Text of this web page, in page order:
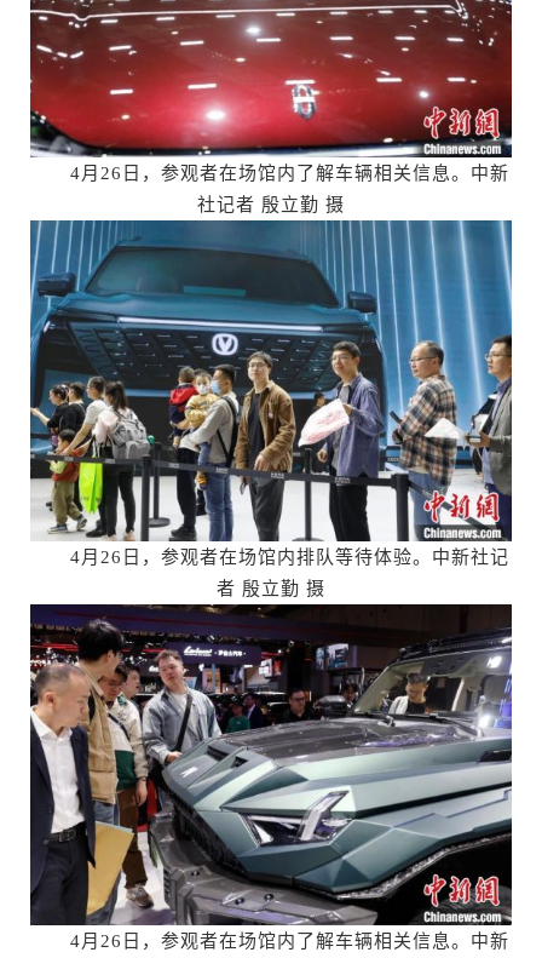
4月26日，参观者在场馆内了解车辆相关信息。中新
社记者 殷立勤 摄
4月26日，参观者在场馆内排队等待体验。中新社记
者 殷立勤 摄
4月26日，参观者在场馆内了解车辆相关信息。中新